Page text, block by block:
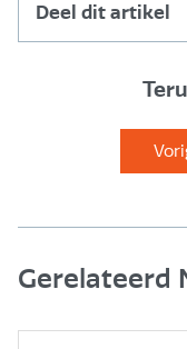
Deel dit artikel
Gerelateerd